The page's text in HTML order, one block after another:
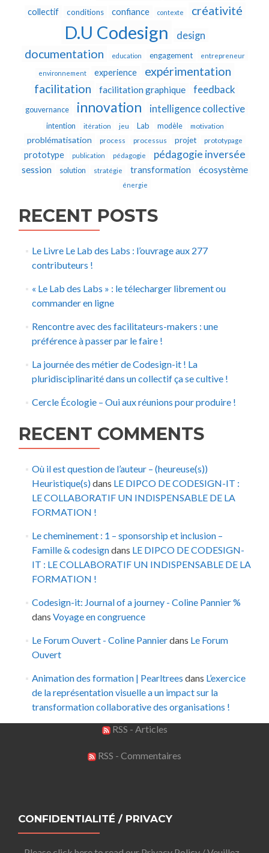
collectif conditions confiance contexte créativité
D.U Codesign design
documentation education engagement entrepreneur
environnement experience
expérimentation
facilitation
facilitation graphique feedback
gouvernance innovation intelligence collective
intention itération jeu Lab modèle motivation
problématisation process processus projet prototypage
prototype publication pédagogie pédagogie inversée
session solution stratégie transformation écosystème
énergie
RECENT POSTS
Le Livre Le Lab des Labs : l’ouvrage aux 277
contributeurs !
« Le Lab des Labs » : le télecharger librement ou
commander en ligne
Rencontre avec des facilitateurs-makers : une
préférence à passer par le faire !
La journée des métier de Codesign-it ! La
pluridisciplinarité dans un collectif ça se cultive !
Cercle Écologie – Oui aux réunions pour produire !
RECENT COMMENTS
Où il est question de l’auteur – (heureuse(s))
Heuristique(s)dans LE DIPCO DE CODESIGN-IT :
LE COLLABORATIF UN INDISPENSABLE DE LA
FORMATION !
Le cheminement : 1 – sponsorship et inclusion –
Famille & codesigndans LE DIPCO DE CODESIGN-
IT : LE COLLABORATIF UN INDISPENSABLE DE LA
FORMATION !
Codesign-it: Journal of a journey - Coline Pannier %
dans Voyage en congruence
Le Forum Ouvert - Coline Pannierdans Le Forum
Ouvert
Animation des formation | Pearltrees dans L’exercice
de la représentation visuelle a un impact sur la
transformation collaborative des organisations !
RSS - Articles
RSS - Commentaires
CONFIDENTIALITÉ / PRIVACY